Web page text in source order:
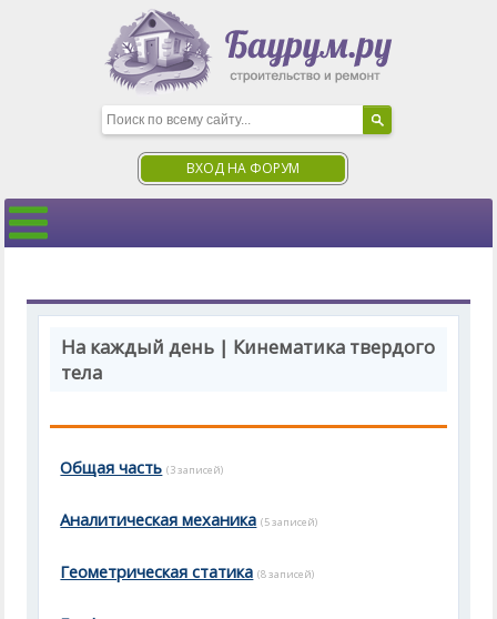
ВХОД НА ФОРУМ
На каждый день | Кинематика твердого
тела
Общая часть (3 записей)
Аналитическая механика (5 записей)
Геометрическая статика (8 записей)